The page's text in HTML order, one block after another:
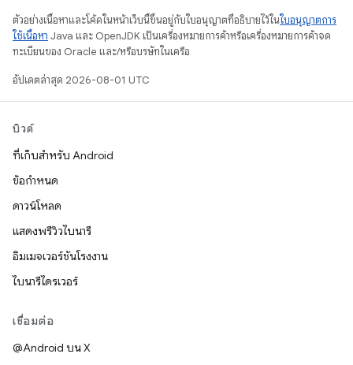
ตัวอย่างเนื้อหาและโค้ดในหน้าเว็บนี้ขึ้นอยู่กับใบอนุญาตที่อธิบายไว้ในใบอนุญาตการ
ใช้เนื้อหา Java และ OpenJDK เป็นเครื่องหมายการค้าหรือเครื่องหมายการค้าจด
ทะเบียนของ Oracle และ/หรือบริษัทในเครือ
อัปเดตล่าสุด 2026-08-01 UTC
บิวด์
ที่เก็บสำหรับ Android
ข้อกำหนด
ดาวน์โหลด
แสดงพรีวิวไบนารี
อิมเมจเวอร์ชันโรงงาน
ไบนารีไดรเวอร์
เชื่อมต่อ
@Android บน X